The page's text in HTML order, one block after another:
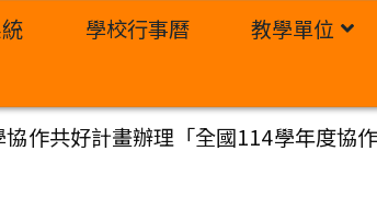
學校行事曆 教學單位
作共好計畫辦理「全國114學年度協